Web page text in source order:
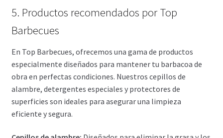
5. Productos recomendados por Top
Barbecues
En Top Barbecues, ofrecemos una gama de productos
especialmente diseñados para mantener tu barbacoa de
obra en perfectas condiciones. Nuestros cepillos de
alambre, detergentes especiales y protectores de
superficies son ideales para asegurar una limpieza
eficiente y segura.